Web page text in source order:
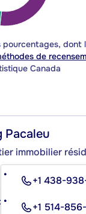
dont
de
Canada
Pacaleu
immobilier
+1 438-
+1 514-
DIRECT